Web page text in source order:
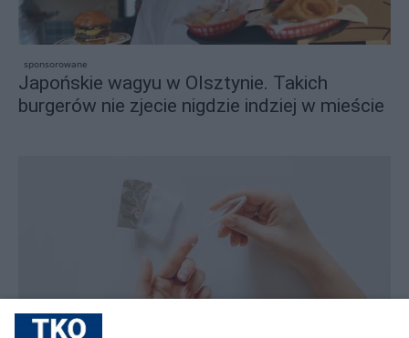
sponsorowane
Japońskie wagyu w Olsztynie. Takich
burgerów nie zjecie nigdzie indziej w mieście